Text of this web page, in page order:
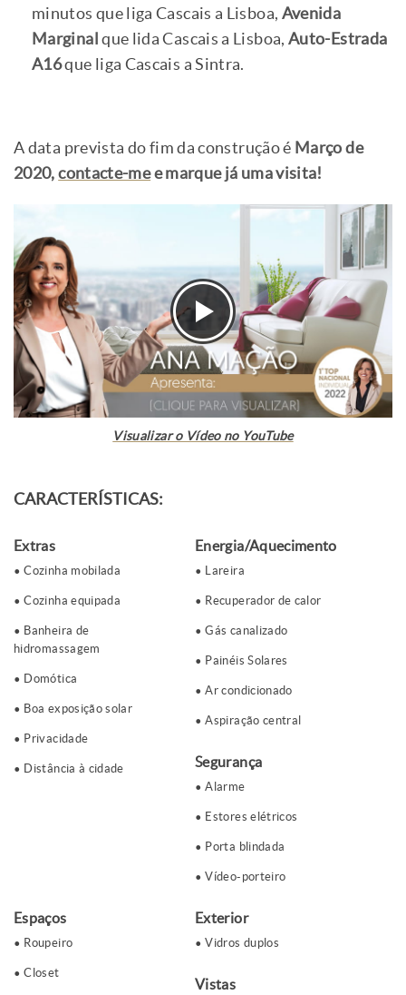
minutos que liga Cascais a Lisboa, Avenida
Marginal que lida Cascais a Lisboa, Auto-Estrada
A16que liga Cascais a Sintra.
A data prevista do fim da construção é Março de
2020,contacte-mee marque já uma visita!
Visualizar o Vídeo no YouTube
CARACTERÍSTICAS:
Extras
Cozinha mobilada
Cozinha equipada
Banheira de
hidromassagem
Domótica
Boa exposição solar
Privacidade
Distância à cidade
Energia/Aquecimento
Lareira
Recuperador de calor
Gás canalizado
Painéis Solares
Ar condicionado
Aspiração central
Segurança
Alarme
Estores elétricos
Porta blindada
Vídeo-porteiro
Espaços
Roupeiro
Closet
Exterior
Vidros duplos
Vistas